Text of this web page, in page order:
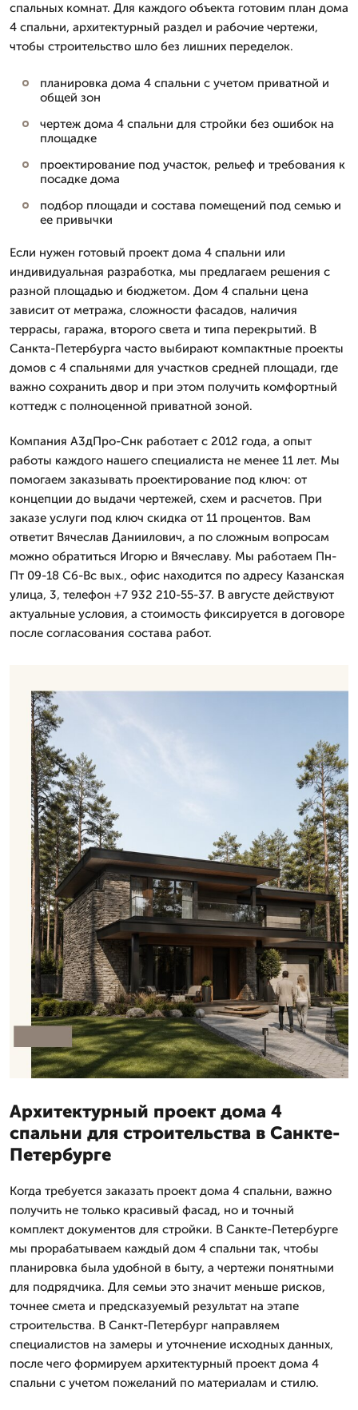
спальных комнат. Для каждого объекта готовим план дома
4 спальни, архитектурный раздел и рабочие чертежи,
чтобы строительство шло без лишних переделок.
планировка дома 4 спальни с учетом приватной и
общей зон
чертеж дома 4 спальни для стройки без ошибок на
площадке
проектирование под участок, рельеф и требования к
посадке дома
подбор площади и состава помещений под семью и
ее привычки
Если нужен готовый проект дома 4 спальни или
индивидуальная разработка, мы предлагаем решения с
разной площадью и бюджетом. Дом 4 спальни цена
зависит от метража, сложности фасадов, наличия
террасы, гаража, второго света и типа перекрытий. В
Санкта-Петербурга часто выбирают компактные проекты
домов с 4 спальнями для участков средней площади, где
важно сохранить двор и при этом получить комфортный
коттедж с полноценной приватной зоной.
Компания А3дПро-Снк работает с 2012 года, а опыт
работы каждого нашего специалиста не менее 11 лет. Мы
помогаем заказывать проектирование под ключ: от
концепции до выдачи чертежей, схем и расчетов. При
заказе услуги под ключ скидка от 11 процентов. Вам
ответит Вячеслав Даниилович, а по сложным вопросам
можно обратиться Игорю и Вячеславу. Мы работаем Пн-
Пт 09-18 Сб-Вс вых., офис находится по адресу Казанская
улица, 3, телефон +7 932 210-55-37. В августе действуют
актуальные условия, а стоимость фиксируется в договоре
после согласования состава работ.
Архитектурный проект дома 4
спальни для строительства в Санкте-
Петербурге
Когда требуется заказать проект дома 4 спальни, важно
получить не только красивый фасад, но и точный
комплект документов для стройки. В Санкте-Петербурге
мы прорабатываем каждый дом 4 спальни так, чтобы
планировка была удобной в быту, а чертежи понятными
для подрядчика. Для семьи это значит меньше рисков,
точнее смета и предсказуемый результат на этапе
строительства. В Санкт-Петербург направляем
специалистов на замеры и уточнение исходных данных,
после чего формируем архитектурный проект дома 4
спальни с учетом пожеланий по материалам и стилю.